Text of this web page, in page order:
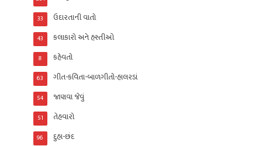
ઉદારતાની વાતો
33
કલાકારો અને હસ્તીઓ
43
કહેવતો
8
ગીત-કવિતા-બાળગીતો-હાલરડાં
63
જાણવા જેવું
54
તેહવારો
51
દુહા-છંદ
96